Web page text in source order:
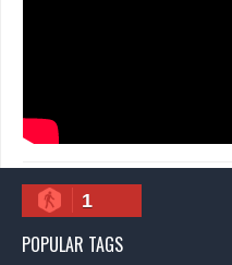
1
POPULAR TAGS